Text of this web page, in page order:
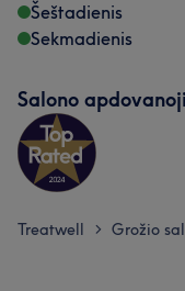
Šeštadienis
Sekmadienis
Salono
Treatwell > Grožio